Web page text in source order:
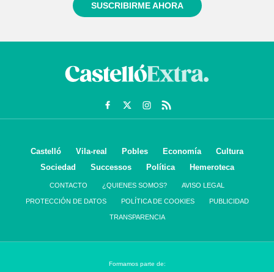
SUSCRIBIRME AHORA
Castelló Vila-real Pobles Economía
Cultura
Sociedad
Successos Política Hemeroteca
CONTACTO ¿QUIENES SOMOS? AVISO LEGAL
PROTECCIÓN DE DATOS POLÍTICA DE COOKIES PUBLICIDAD
TRANSPARENCIA
Formamos parte de: